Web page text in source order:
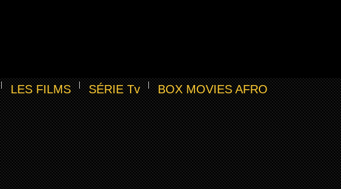
LES FILMS SÉRIE Tv BOX MOVIES AFRO